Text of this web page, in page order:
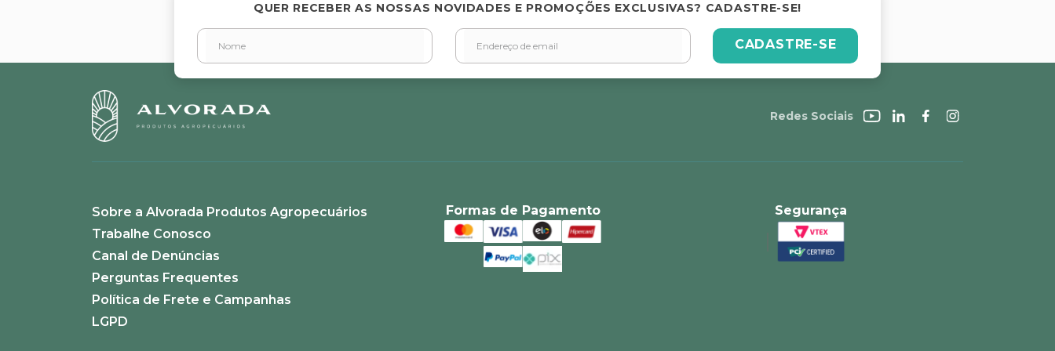
Endereço de email
Escreva uma avaliação
ENVIAR AVALIAÇÃO
QUER RECEBER AS NOSSAS NOVIDADES E PROMOÇÕES EXCLUSIVAS? CADASTRE-SE!
CADASTRE-SE
Redes Sociais
Sobre a Alvorada Produtos Agropecuários
Trabalhe Conosco
Canal de Denúncias
Perguntas Frequentes
Política de Frete e Campanhas
LGPD
Formas de Pagamento Segurança